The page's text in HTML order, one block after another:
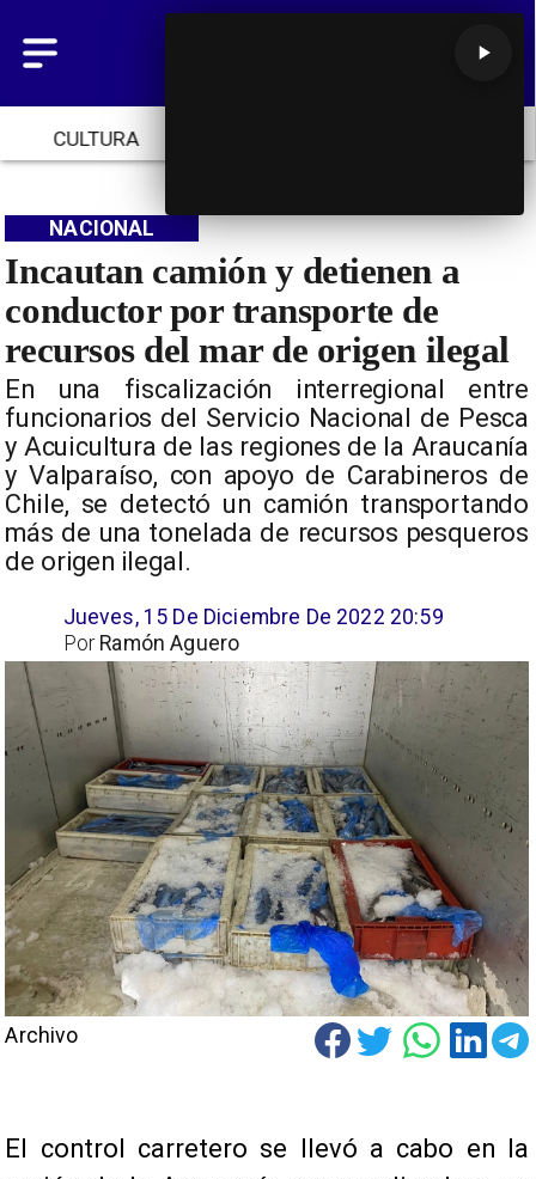
CULTURA
Incautan camión y detienen a
conductor por transporte de
recursos del mar de origen ilegal
En una fiscalización interregional entre
funcionarios del Servicio Nacional de Pesca
y Acuicultura de las regiones de la Araucanía
y Valparaíso, con apoyo de Carabineros de
Chile, se detectó un camión transportando
más de una tonelada de recursos pesqueros
de origen ilegal.
NACIONAL
Jueves, 15 De Diciembre De 2022 20:59
Ramón Aguero
Por
Archivo
El control carretero se llevó a cabo en la